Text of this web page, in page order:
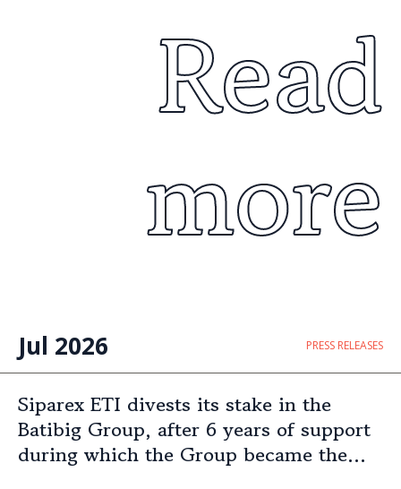
Read
more
Jul 2026 PRESS RELEASES
Siparex ETI divests its stake in the
Batibig Group, after 6 years of support
during which the Group became the